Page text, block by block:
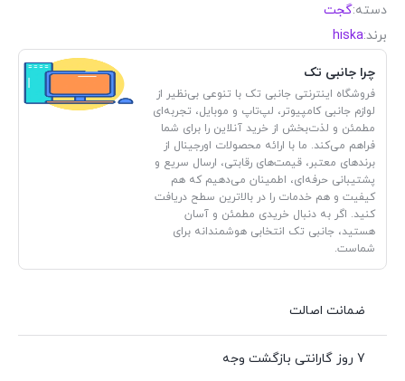
دسته:گجت
برند:hiska
چرا جانبی تک
فروشگاه اینترنتی جانبی تک با تنوعی بی‌نظیر از
لوازم جانبی کامپیوتر، لپ‌تاپ و موبایل، تجربه‌ای
مطمئن و لذت‌بخش از خرید آنلاین را برای شما
فراهم می‌کند. ما با ارائه محصولات اورجینال از
برندهای معتبر، قیمت‌های رقابتی، ارسال سریع و
پشتیبانی حرفه‌ای، اطمینان می‌دهیم که هم
کیفیت و هم خدمات را در بالاترین سطح دریافت
کنید. اگر به دنبال خریدی مطمئن و آسان
هستید، جانبی تک انتخابی هوشمندانه برای
شماست.
ضمانت اصالت
7 روز گارانتی بازگشت وجه